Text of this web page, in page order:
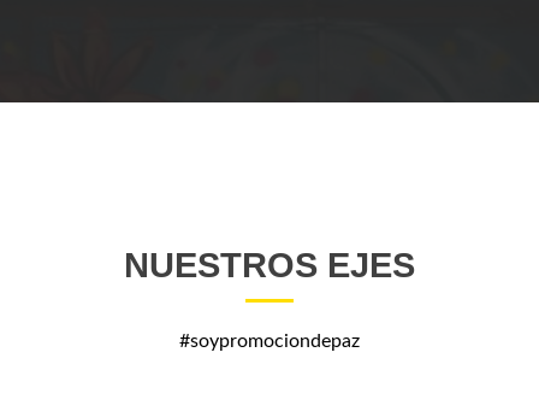
NUESTROS EJES
#soypromociondepaz